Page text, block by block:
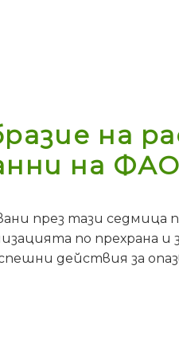
на
на ФАО
през тази
по прехрана
действия за